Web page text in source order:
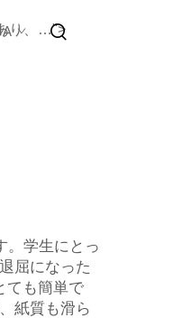
り、…">
。学生にとっ
屈になった
ても簡単で
紙質も滑ら